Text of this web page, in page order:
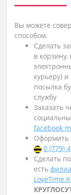
Вы можете
способом:
Сделать
в
курьеру)
посылка
службу
Заказать
facebook
Оформить
0 (779)
Сделать
есть